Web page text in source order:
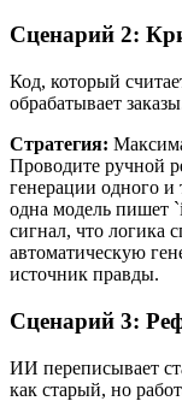
Сценарий 2:
Код, который
обрабатывает
Стратегия:
Проводите ручной
генерации одного
одна модель пишет
сигнал, что логика
автоматическую
источник правды.
Сценарий 3:
ИИ переписывает
как старый, но